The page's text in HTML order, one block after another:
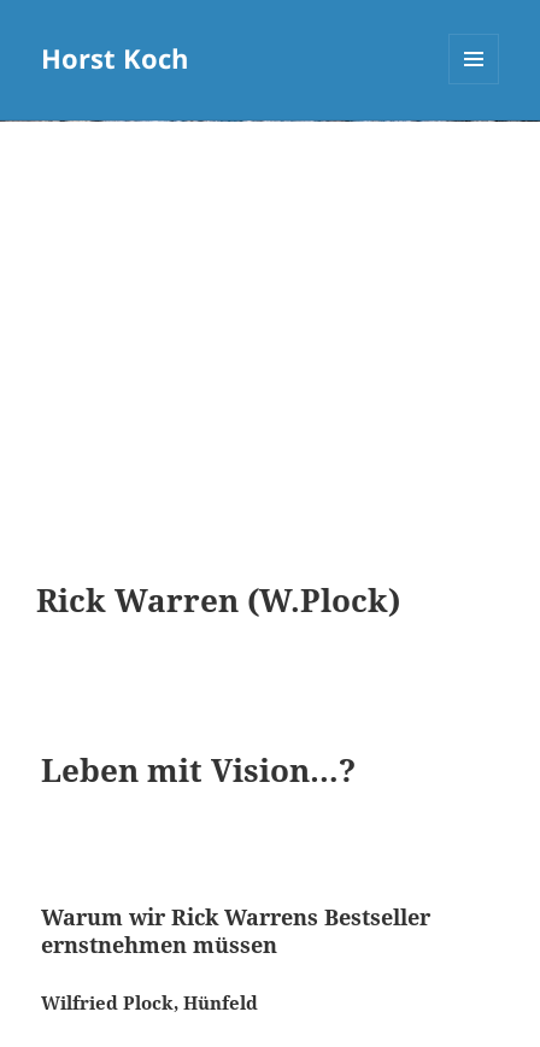
Horst Koch
Rick Warren (W.Plock)
Leben mit Vision…?
Warum wir Rick Warrens Bestseller
ernstnehmen müssen
Wilfried Plock, Hünfeld